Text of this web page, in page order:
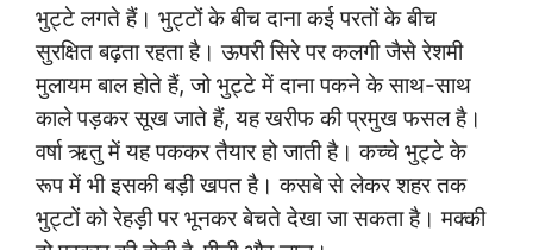
भुट्टे लगते हैं। भुट्टों के बीच दाना कई परतों के बीच
सुरक्षित बढ़ता रहता है। ऊपरी सिरे पर कलगी जैसे रेशमी
मुलायम बाल होते हैं, जो भुट्टे में दाना पकने के साथ-साथ
काले पड़कर सूख जाते हैं, यह खरीफ की प्रमुख फसल है।
वर्षा ऋतु में यह पककर तैयार हो जाती है। कच्चे भुट्टे के
रूप में भी इसकी बड़ी खपत है। कसबे से लेकर शहर तक
भुट्टों को रेहड़ी पर भूनकर बेचते देखा जा सकता है। मक्की